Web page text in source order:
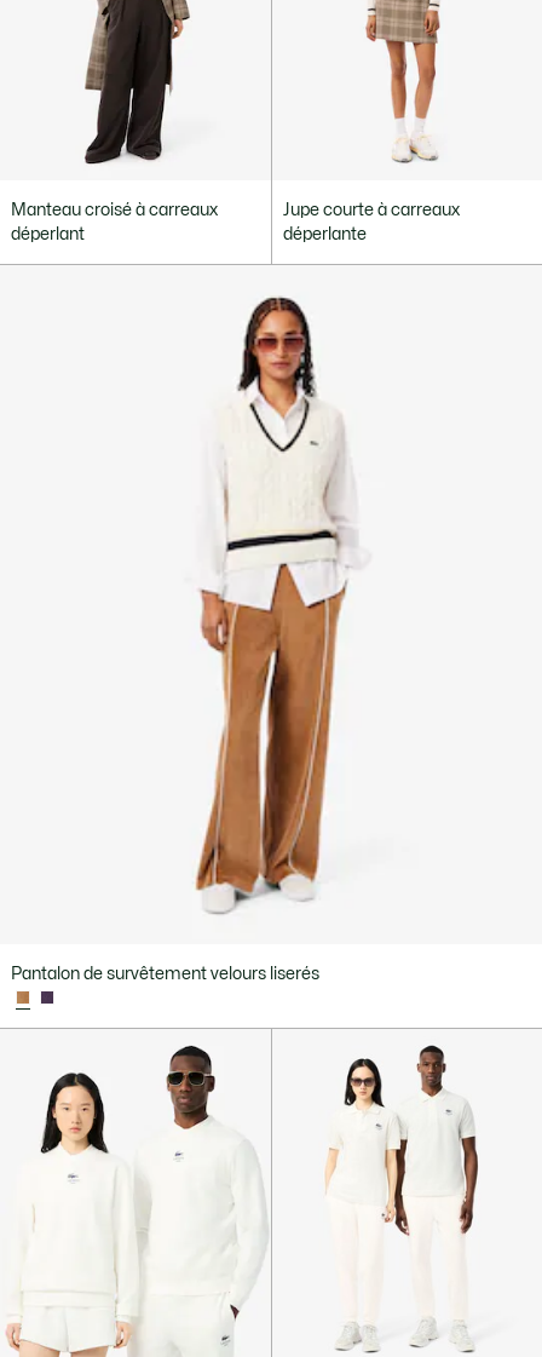
Manteau croisé à carreaux
déperlant
Jupe courte à carreaux
déperlante
Pantalon de survêtement velours liserés